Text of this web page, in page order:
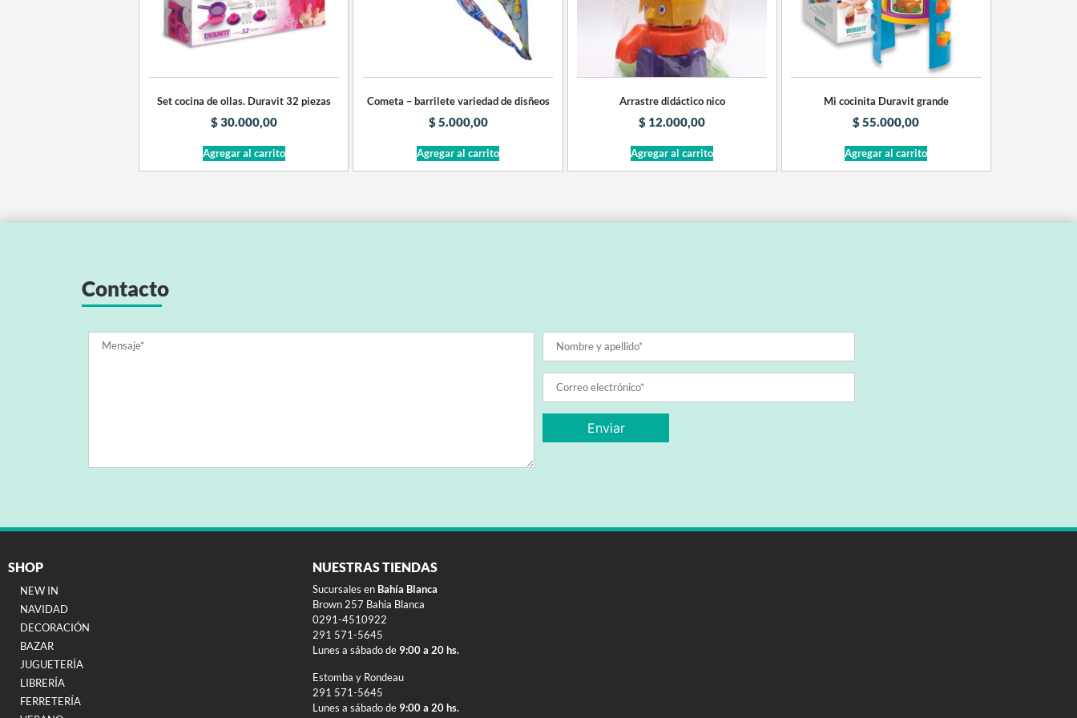
Set cocina de ollas. Duravit 32 piezas
$30.000,00
Agregar al carrito
Cometa – barrilete variedad de disñeos
$5.000,00
Agregar al carrito
Arrastre didáctico nico
$ 12.000,00
Agregar al carrito
Mi cocinita Duravit grande
$ 55.000,00
Agregar al carrito
Contacto
SHOP
NEW IN
NAVIDAD
DECORACIÓN
BAZAR
JUGUETERÍA
LIBRERÍA
FERRETERÍA
NUESTRAS TIENDAS
Sucursales en Bahía Blanca
Brown 257 Bahia Blanca
0291-4510922
291 571-5645
Lunes a sábado de 9:00 a 20 hs.
Estomba y Rondeau
291 571-5645
Lunes a sábado de 9:00 a 20 hs.